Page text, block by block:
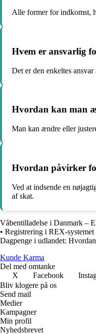
Alle former for indkomst,
Hvem er ansvarlig
Det er den enkeltes
Hvordan kan man
Man kan ændre eller
Hvordan påvirker
Ved at indsende en
af skat.
Våbentilladelse i Danmark –
• Registrering i REX-systemet
Dagpenge i udlandet:
Kunde Karma
Del med omtanke
X
Facebook
Bliv klogere på os
Send mail
Medier
Kampagner
Min profil
Nyhedsbrevet